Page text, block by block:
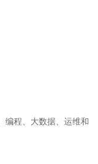
编程、大数据、运维和